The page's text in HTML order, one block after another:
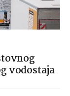
vodostaja